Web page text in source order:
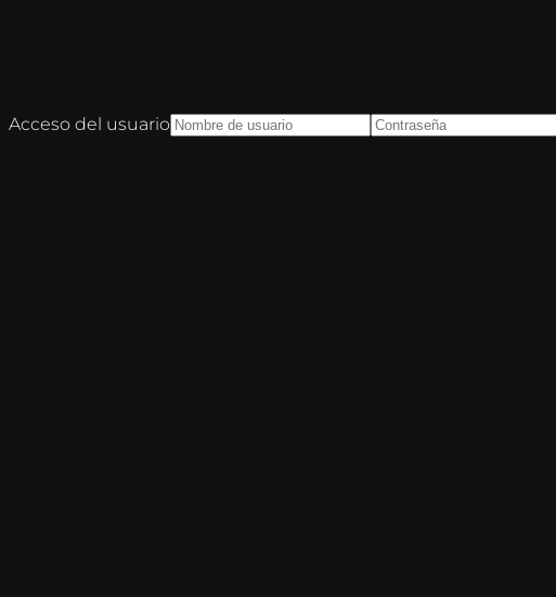
Acceso del usuario